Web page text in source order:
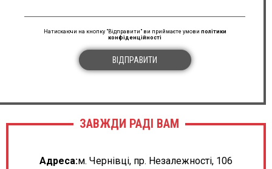
Натискаючи на кнопку "Відправити" ви приймаєте умови політики
конфіденційності
ВІДПРАВИТИ
ЗАВЖДИ РАДІ ВАМ
Адреса:м. Чернівці, пр. Незалежності, 106